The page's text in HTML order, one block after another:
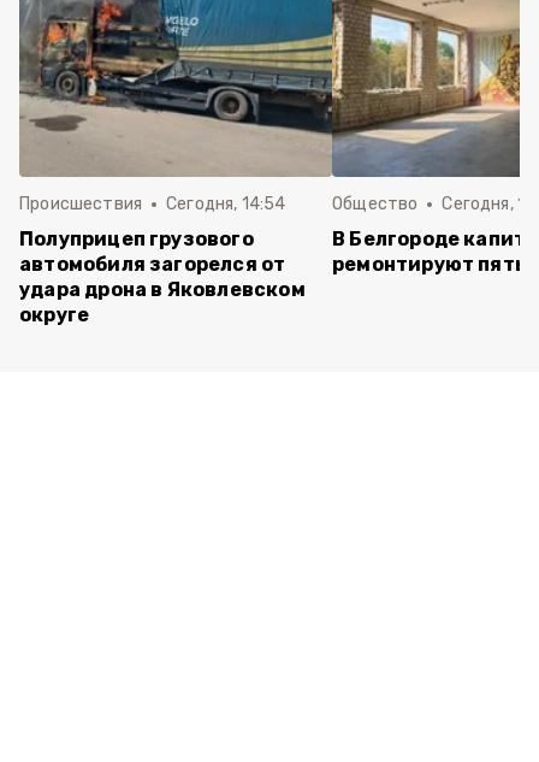
Происшествия Сегодня, 14:54
Полуприцеп грузового
автомобиля загорелся от
удара дрона в Яковлевском
округе
Общество Сегодня,
В Белгороде
ремонтируют пять